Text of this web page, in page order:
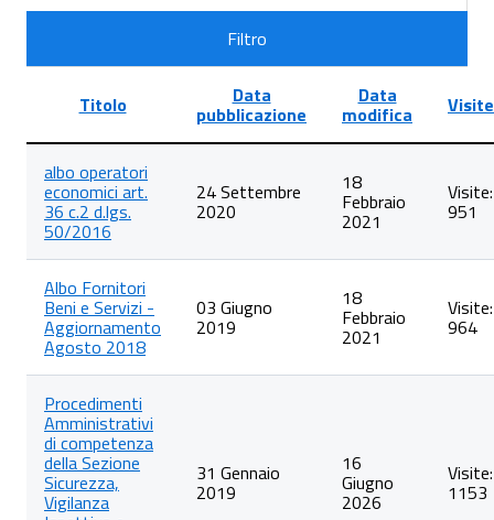
Filtro
degli
articoli
nella
categoria
Tipologie
procedimento
Titolo Data
pubblicazione
Data
modifica Visite
albo operatori
economici art.
36 c.2 d.lgs.
50/2016
24 Settembre
2020
18
Febbraio
2021
Visite:
951
Albo Fornitori
Beni e Servizi -
Aggiornamento
Agosto 2018
03 Giugno
2019
18
Febbraio
2021
Visite:
964
Procedimenti
Amministrativi
di competenza
della Sezione
Sicurezza,
Vigilanza
31 Gennaio
2019
16
Giugno
2026
Visite:
1153